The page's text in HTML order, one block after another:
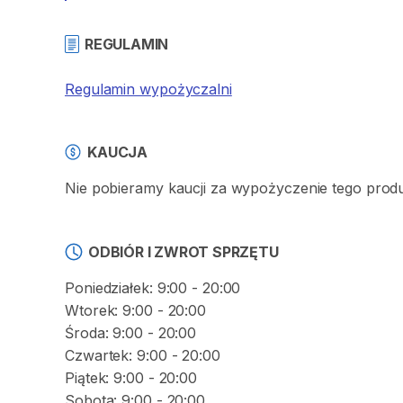
REGULAMIN
Regulamin wypożyczalni
KAUCJA
Nie pobieramy kaucji za wypożyczenie tego
ODBIÓR I ZWROT SPRZĘTU
Poniedziałek: 9:00 - 20:00
Wtorek: 9:00 - 20:00
Środa: 9:00 - 20:00
Czwartek: 9:00 - 20:00
Piątek: 9:00 - 20:00